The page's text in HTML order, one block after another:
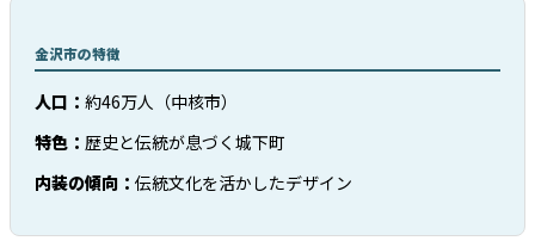
金沢市の特徴
人口： 約46万人（中核市）
特色： 歴史と伝統が息づく城下町
内装の傾向： 伝統文化を活かしたデザイン